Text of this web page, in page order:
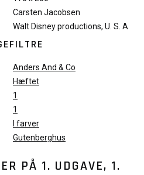
Carsten Jacobsen
Walt Disney productions, U. S. A
Anders And & Co
Hæftet
1
1
I farver
Gutenberghus
PÅ 1. UDGAVE, 1.